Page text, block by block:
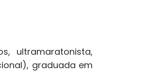
ultramaratonista,
graduada em